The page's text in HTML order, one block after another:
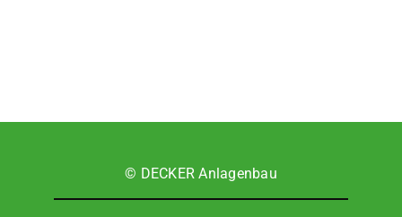
© DECKER Anla­gen­bau